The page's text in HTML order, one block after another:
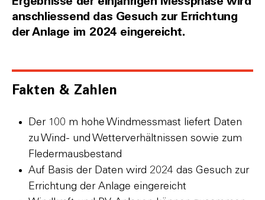
anschliessend das Gesuch zur Errichtung
der Anlage im 2024 eingereicht.
Fakten & Zahlen
Der 100 m hohe Windmessmast liefert Daten
zu Wind- und Wetterverhältnissen sowie zum
Fledermausbestand
Auf Basis der Daten wird 2024 das Gesuch zur
Errichtung der Anlage eingereicht